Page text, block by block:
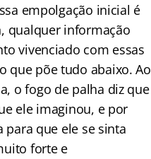
empolgação inicial é
qualquer informação
vivenciado com essas
que põe tudo abaixo. Ao
o fogo de palha diz que
ele imaginou, e por
para que ele se sinta
forte e